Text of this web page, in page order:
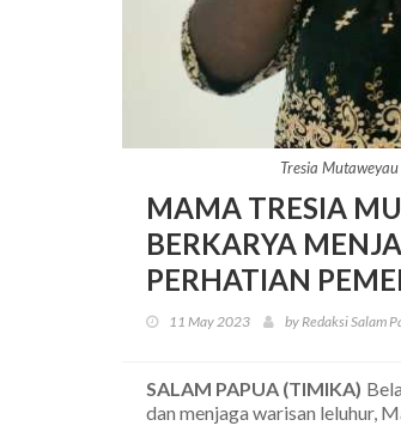
Tresia
MAMA TRESIA
BERKARYA
PERHATIAN
11 May 2023 by Redaksi Salam
SALAM PAPUA (TIMIKA)
dan menjaga warisan leluhur,